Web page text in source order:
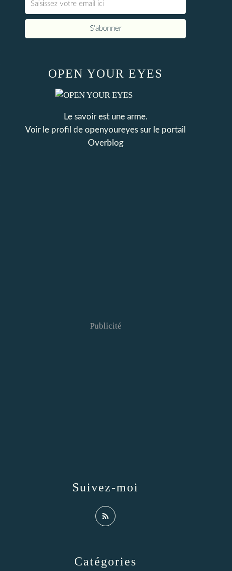
Catégories
OPEN YOUR EYES
Le savoir est une arme.
Voir le profil de openyoureyes sur le portail
Overblog
Suivez-moi
Publicité